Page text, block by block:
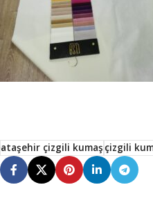
ataşehir çizgili kumaşçizgili